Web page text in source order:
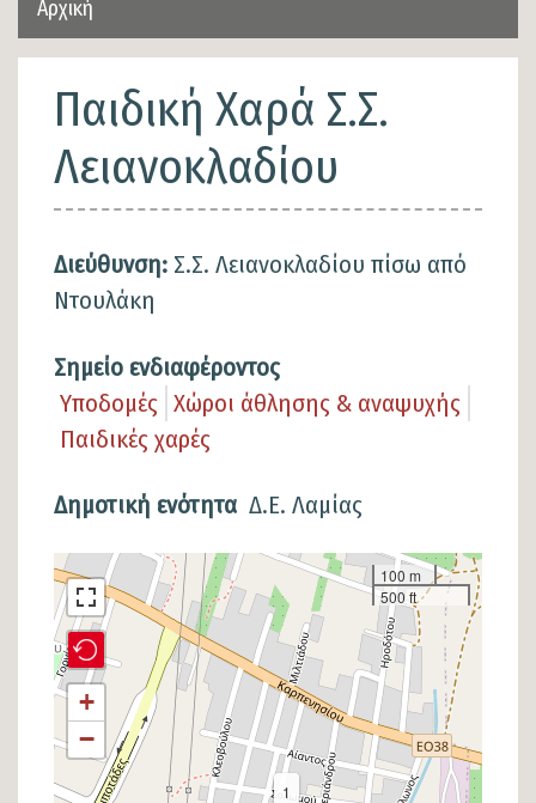
Αρχική
Παιδική Χαρά Σ.Σ.
Λειανοκλαδίου
Διεύθυνση: Σ.Σ. Λειανοκλαδίου πίσω από
Ντουλάκη
Σημείο ενδιαφέροντος
Υποδομές Χώροι άθλησης & αναψυχής
Παιδικές χαρές
Δημοτική ενότητα Δ.Ε. Λαμίας
Σημείο
στον
χάρτη
1
+
−
100 m
500 ft